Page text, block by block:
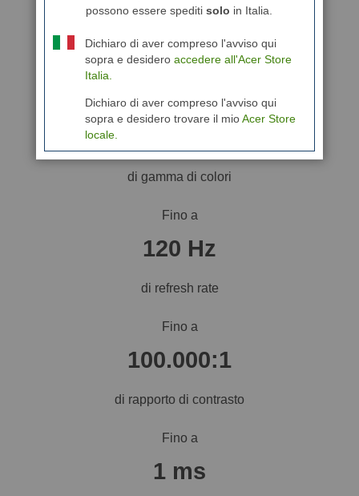
possono essere speditisolo in Italia.
Dichiaro di aver compreso l'avviso qui
sopra e desidero accedere all'Acer Store
Italia.
Dichiaro di aver compreso l'avviso qui
sopra e desidero trovare il mioAcer Store
locale.